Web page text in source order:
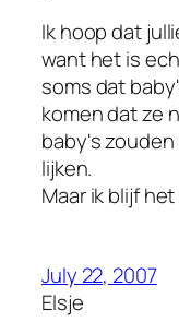
Ik hoop dat
want het is
soms dat
komen dat ze
baby's
lijken.
Maar ik blijf
July 22, 2007
Elsje